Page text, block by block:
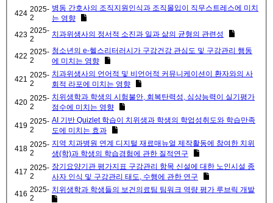
424 2025-
2
병동 간호사의 조직지원인식과 조직몰입이 직무스트레스에 미치
는 영향
423 2025-
2
치과위생사의 정서적 소진과 일과 삶의 균형의 관련성
422 2025-
2
청소년의 e-헬스리터러시가 구강건강 관심도 및 구강관리 행동
에 미치는 영향
421 2025-
2
치과위생사의 언어적 및 비언어적 커뮤니케이션이 환자와의 사
회적 라포에 미치는 영향
420 2025-
2
치위생학과 학생의 시험불안, 회복탄력성, 심상능력이 실기평가
점수에 미치는 영향
419 2025-
2
AI 기반 Quizlet 학습이 치위생과 학생의 학업성취도와 학습만족
도에 미치는 효과
418 2025-
2
지역 치과병원 연계 디지털 재료매뉴얼 제작활동에 참여한 치위
생(학)과 학생의 학습경험에 관한 질적연구
417 2025-
2
장기요양기관 평가지표 구강관리 항목 신설에 대한 노인시설 종
사자 인식 및 구강관리 태도, 수행에 관한 연구
416 2025-
2
치위생학과 학생들의 보건의료팀 팀워크 역량 평가 루브릭 개발